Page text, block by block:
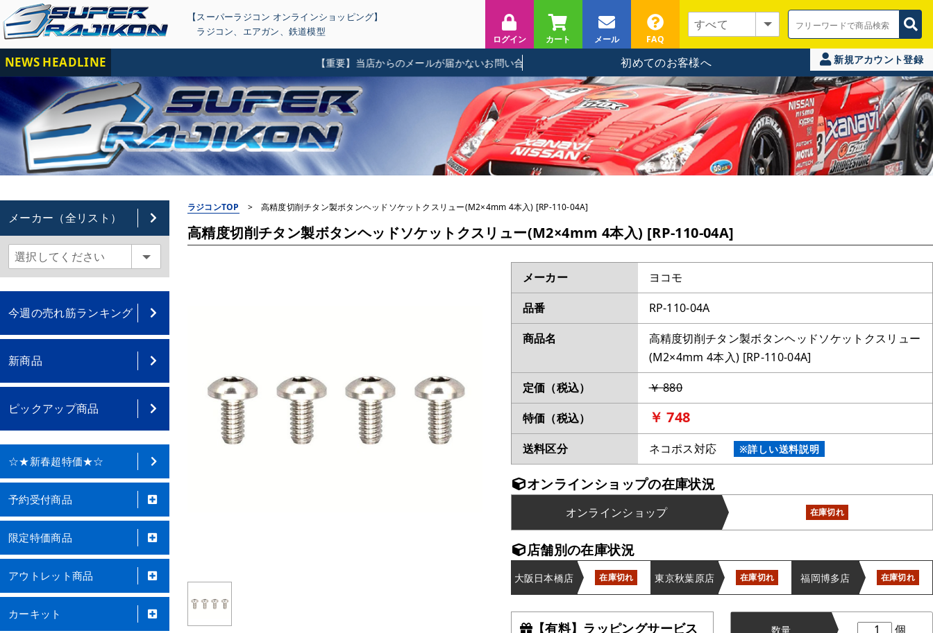
【スーパーラジコン オンラインショッピング】
ラジコン、 エアガン、 鉄道模型
ログイン カート メール FAQ
NEWS HEADLINE 【重要】当店からのメールが届かないお問い合わせに関して 初めてのお客様へ 新規アカウント登録
メーカー（全リスト）
今週の売れ筋ランキング
新商品
ピックアップ商品
☆★新春超特価★☆
予約受付商品
限定特価商品
アウトレット商品
カーキット
ラジコンTOP > 高精度切削チタン製ボタンヘッドソケットクスリュー(M2×4mm 4本入) [RP-110-04A]
高精度切削チタン製ボタンヘッドソケットクスリュー(M2×4mm 4本入) [RP-110-04A]
メーカー
ヨコモ
品番
RP-110-04A
商品名
高精度切削チタン製ボタンヘッドソケットクスリュー
(M2×4mm 4本入) [RP-110-04A]
定価（税込）
￥ 880
特価（税込）
￥ 748
送料区分 ネコポス対応 ※詳しい送料説明
オンラインショップの在庫状況
オンラインショップ 在庫切れ
店舗別の在庫状況
大阪日本橋店 在庫切れ 東京秋葉原店 在庫切れ 福岡博多店 在庫切れ
【有料】ラッピングサービス 数量 個